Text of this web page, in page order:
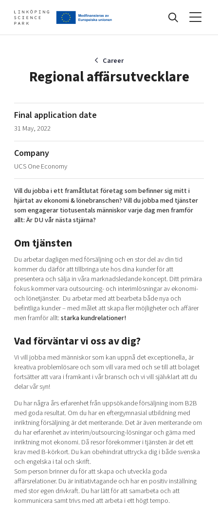
Artificial intelligence
Cybersecurity
Internet of Things
Global talent
Visual technologies
Shaping cities and regions
Bright East
East Sweden Tech Women
Reversed mentorship
Current offers and activities
Develop your company
Upgrade your skills & master new ones
Tech startups
Talent & skills
Startup & industry collaboration
Offers to boost your business
Funding opportunities
About
Our story, mission & vision
Our community of companies
Projects
Publications
Project toolbox
Our clusters
Locations
40 years anniversary
Today's lunch in Mjärdevi
Career
Regional affärsutvecklare
Final application date
31 May, 2022
Company
UCS One Economy
Vill du jobba i ett framåtlutat företag som befinner sig mitt i
hjärtat av ekonomi & lönebranschen? Vill du jobba med tjänster
som engagerar tiotusentals människor varje dag men framför
allt: Är DU vår nästa stjärna?
Om tjänsten
Du arbetar dagligen med försäljning och en stor del av din tid
kommer du därför att tillbringa ute hos dina kunder för att
presentera och sälja in våra marknadsledande koncept. Ditt primära
fokus kommer vara outsourcing- och interimlösningar av ekonomi-
och lönetjänster. Du arbetar med att bearbeta både nya och
befintliga kunder – med målet att skapa fler möjligheter och affärer
men framför allt:starka kundrelationer!
Vad förväntar vi oss av dig?
Vi vill jobba med människor som kan uppnå det exceptionella, är
kreativa problemlösare och som vill vara med och se till att bolaget
fortsätter att vara i framkant i vår bransch och vi vill självklart att du
delar vår syn!
Du har några års erfarenhet från uppsökande försäljning inom B2B
med goda resultat. Om du har en eftergymnasial utbildning med
inriktning försäljning är det meriterande. Det är även meriterande om
du har erfarenhet av interim/outsourcing-lösningar och gärna med
inriktning mot ekonomi. Då resor förekommer i tjänsten är det ett
krav med B-körkort. Du kan obehindrat uttrycka dig i både svenska
och engelska i tal och skrift.
Som person brinner du för att skapa och utveckla goda
affärsrelationer. Du är initiativtagande och har en positiv inställning
med stor egen drivkraft. Du har lätt för att samarbeta och att
kommunicera samt trivs med att arbeta i ett högt tempo.